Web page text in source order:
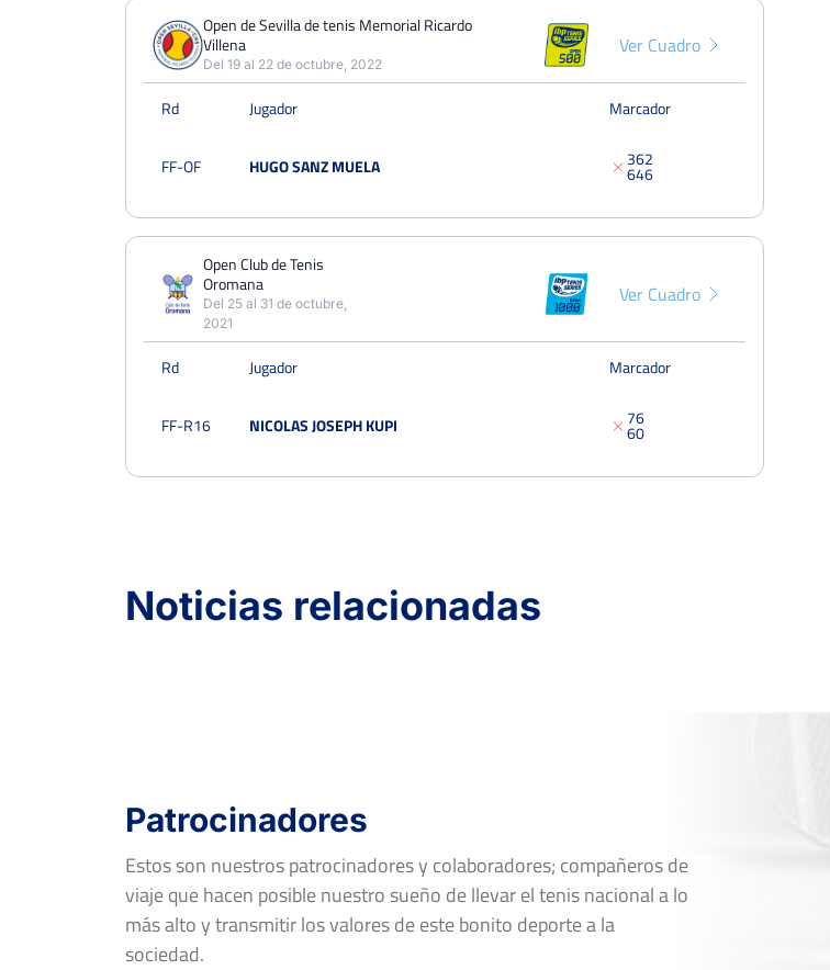
PERDIDOSPARTIDOSGANADOS
2
PERDIDOS JUEGOS GANADOS
Del 25 al 31 de octubre, 2021
Open de Sevilla de tenis Memorial Ricardo
Villena
Del 19 al 22 de octubre, 2022
Ver Cuadro
Rd Jugador Marcador
FF-OF HUGO SANZ MUELA 3
6
6
4
2
6
Open Club de Tenis
Oromana
Del 25 al 31 de octubre,
2021
Ver Cuadro
Rd Jugador Marcador
FF-R16 NICOLAS JOSEPH KUPI 7
6
6
0
Noticias relacionadas
Patrocinadores
Estos son nuestros patrocinadores y colaboradores; compañeros de
viaje que hacen posible nuestro sueño de llevar el tenis nacional a lo
más alto y transmitir los valores de este bonito deporte a la
sociedad.